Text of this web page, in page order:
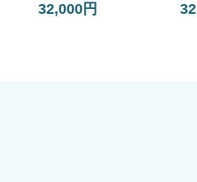
32,000円